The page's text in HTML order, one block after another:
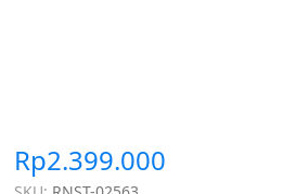
Rp2.399.000